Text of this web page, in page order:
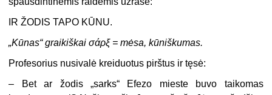
IR ŽODIS TAPO KŪNU.
„Kūnas“ graikiškai σάρξ = mėsa, kūniškumas.
Profesorius nusivalė kreiduotus pirštus ir tęsė:
– Bet ar žodis „sarks“ Efezo mieste buvo taikomas